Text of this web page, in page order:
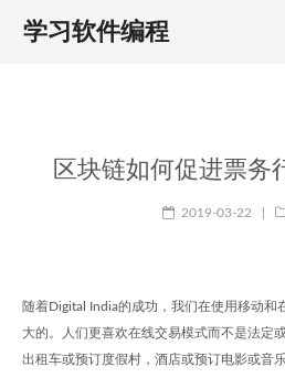
学习软件编程
区块链如何促进票务
2019-03-22
随着Digital India的成功，我们在使用移动和
大的。人们更喜欢在线交易模式而不是法定
出租车或预订度假村，酒店或预订电影或音